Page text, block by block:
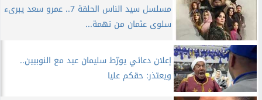
مسلسل سيد الناس الحلقة 7.. عمرو سعد يبرىء
سلوى عثمان من تهمة...
إعلان دعائي يورّط سليمان عيد مع النوبيين..
ويعتذر: حقكم عليا